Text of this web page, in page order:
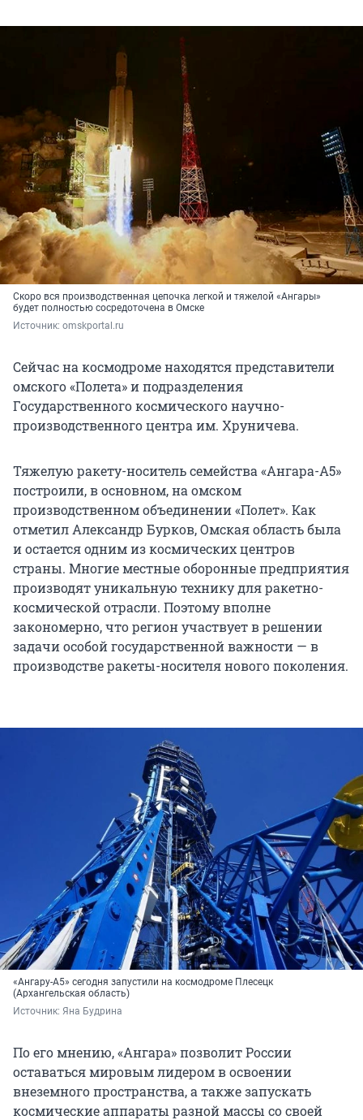
Скоро вся производственная цепочка легкой и тяжелой «Ангары»
будет полностью сосредоточена в Омске
Источник: omskportal.ru
Сейчас на космодроме находятся представители
омского «Полета» и подразделения
Государственного космического научно-
производственного центра им. Хруничева.
Тяжелую ракету-носитель семейства «Ангара-А5»
построили, в основном, на омском
производственном объединении «Полет». Как
отметил Александр Бурков, Омская область была
и остается одним из космических центров
страны. Многие местные оборонные предприятия
производят уникальную технику для ракетно-
космической отрасли. Поэтому вполне
закономерно, что регион участвует в решении
задачи особой государственной важности — в
производстве ракеты-носителя нового поколения.
«Ангару-А5» сегодня запустили на космодроме Плесецк
(Архангельская область)
Источник: Яна Будрина
По его мнению, «Ангара» позволит России
оставаться мировым лидером в освоении
внеземного пространства, а также запускать
космические аппараты разной массы со своей